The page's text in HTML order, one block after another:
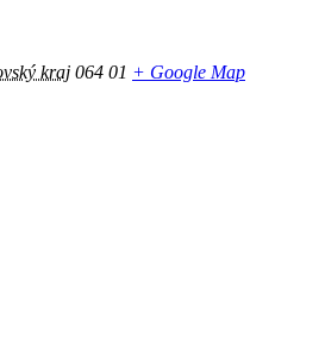
kraj 064 01 + Google Map